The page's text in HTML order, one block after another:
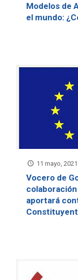
Modelos de
el mundo:
11 mayo, 2021
Vocero de
aportará